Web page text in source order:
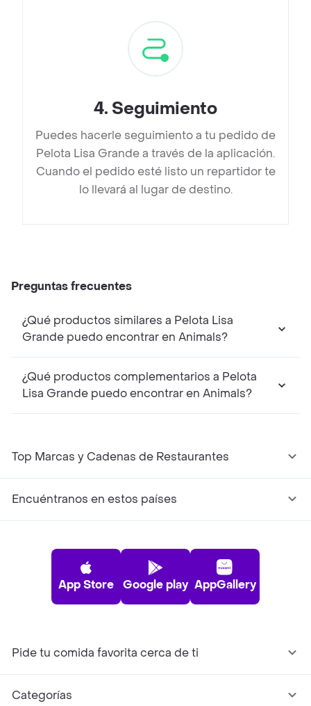
4. Seguimiento
Puedes hacerle seguimiento a tu pedido de
Pelota Lisa Grande a través de la aplicación.
Cuando el pedido esté listo un repartidor te
lo llevará al lugar de destino.
Preguntas frecuentes
¿Qué productos similares a Pelota Lisa
Grande puedo encontrar en Animals?
¿Qué productos complementarios a Pelota
Lisa Grande puedo encontrar en Animals?
Top Marcas y Cadenas de Restaurantes
Encuéntranos en estos países
App Store Google play AppGallery
Pide tu comida favorita cerca de ti
Categorías